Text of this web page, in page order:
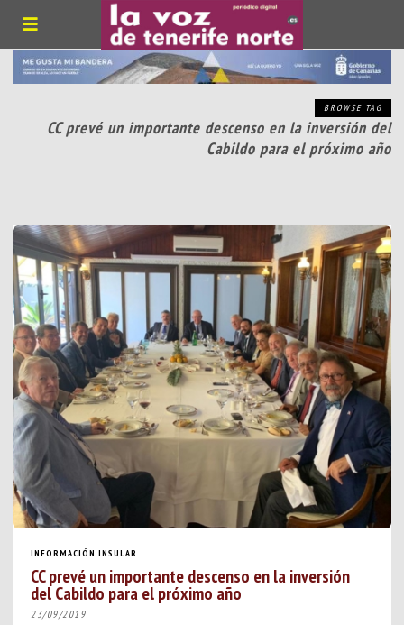
BROWSE TAG
CC prevé un importante descenso en la inversión del
Cabildo para el próximo año
INFORMACIÓN INSULAR
CC prevé un importante descenso en la inversión
del Cabildo para el próximo año
23/09/2019